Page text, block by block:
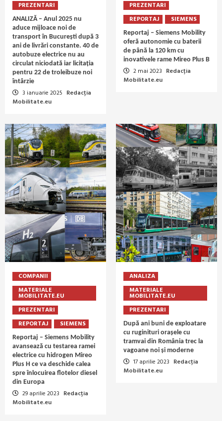
PREZENTARI
ANALIZĂ – Anul 2025 nu
aduce mijloace noi de
transport în București după 3
ani de livrări constante. 40 de
autobuze electrice nu au
circulat niciodată iar licitația
pentru 22 de troleibuze noi
întârzie
3 ianuarie 2025 Redacția
Mobilitate.eu
PREZENTARI
REPORTAJ
SIEMENS
Reportaj – Siemens Mobility
oferă autonomie cu baterii
de până la 120 km cu
inovativele rame Mireo Plus B
2 mai 2023 Redacția
Mobilitate.eu
COMPANII
MATERIALE
MOBILITATE.EU
PREZENTARI
REPORTAJ
SIEMENS
Reportaj – Siemens Mobility
avansează cu testarea ramei
electrice cu hidrogen Mireo
Plus H ce va deschide calea
spre înlocuirea flotelor diesel
din Europa
29 aprilie 2023 Redacția
Mobilitate.eu
ANALIZA
MATERIALE
MOBILITATE.EU
PREZENTARI
După ani buni de exploatare
cu ruginituri orașele cu
tramvai din România trec la
vagoane noi și moderne
17 aprilie 2023 Redacția
Mobilitate.eu